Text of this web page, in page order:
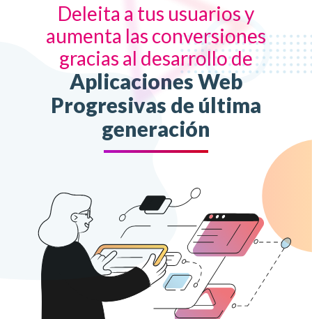
Deleita a tus usuarios y
aumenta las conversiones
gracias al desarrollo de
Aplicaciones Web
Progresivas de última
generación